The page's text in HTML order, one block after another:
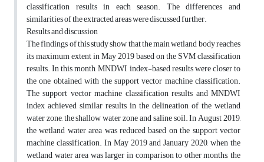
classification results in each season. The differences and
similarities of the extracted areas were discussed further.
Results and discussion
The findings of this study show that the main wetland body reaches
its maximum extent in May 2019 based on the SVM classification
results. In this month, MNDWI index-based results were closer to
the one obtained with the support vector machine classification.
The support vector machine classification results and MNDWI
index achieved similar results in the delineation of the wetland
water zone, the shallow water zone and saline soil. In August 2019,
the wetland water area was reduced based on the support vector
machine classification. In May 2019 and January 2020, when the
wetland water area was larger in comparison to other months, the